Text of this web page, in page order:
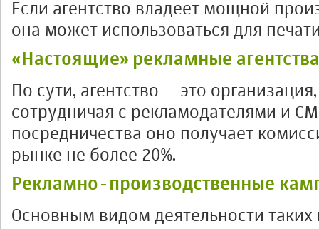
Если агентство владеет мощной
она может использоваться для
«Настоящие» рекламные агентства
По сути, агентство – это
сотрудничая с рекламодателями и
посредничества оно получает
рынке не более 20%.
Рекламно-производственные
Основным видом деятельности таких